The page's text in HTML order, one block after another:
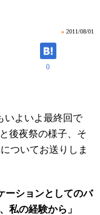
» 2011/08/01
0
いよいよ最終回で
後夜祭の様子、そ
ついてお送りしま
ーションとしてのバ
私の経験から」